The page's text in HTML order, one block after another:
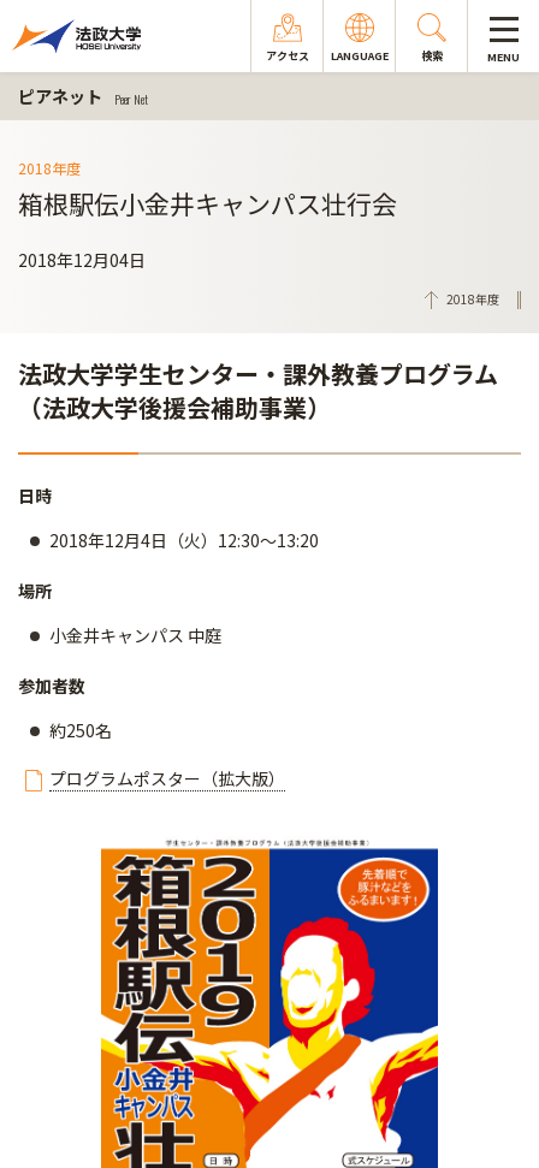
アクセス LANGUAGE 検索 MENU
ピアネット Peer Net
2018年度
箱根駅伝小金井キャンパス壮行会
2018年12月04日
2018年度
法政大学学生センター・課外教養プログラム
（法政大学後援会補助事業）
日時
2018年12月4日（火）12:30～13:20
場所
小金井キャンパス 中庭
参加者数
約250名
プログラムポスター（拡大版）